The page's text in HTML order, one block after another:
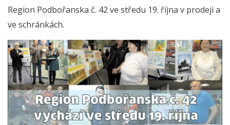
Region Podbořanska č. 42 ve středu 19. října v prodeji a
ve schránkách.